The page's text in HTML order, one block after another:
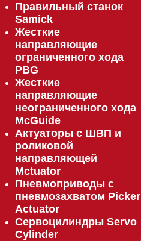
Правильный станок
Samick
Жесткие
направляющие
ограниченного хода
PBG
Жесткие
направляющие
неограниченного хода
McGuide
Актуаторы с ШВП и
роликовой
направляющей
Mctuator
Пневмоприводы с
пневмозахватом Picker
Actuator
Сервоцилиндры Servo
Cylinder